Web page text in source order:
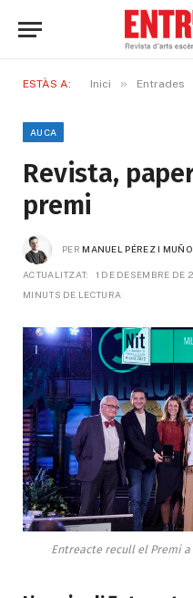
ESTÀS A: Inici » Entrades
AUCA
Revista,
premi
PER MANUEL PÉREZ I
ACTUALITZAT: 1 DE DESEMBRE DE
MINUTS DE LECTURA
Entreacte recull el Premi